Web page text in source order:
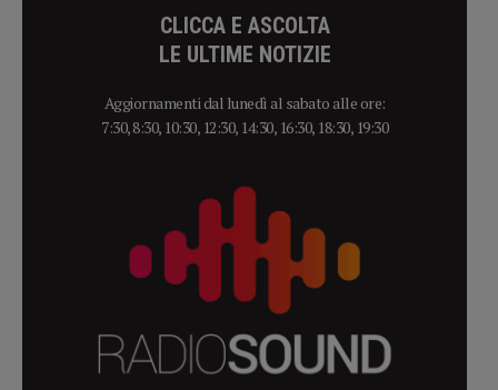
CLICCA E ASCOLTA
LE ULTIME NOTIZIE
Aggiornamenti dal lunedì al sabato alle ore:
7:30, 8:30, 10:30, 12:30, 14:30, 16:30, 18:30, 19:30